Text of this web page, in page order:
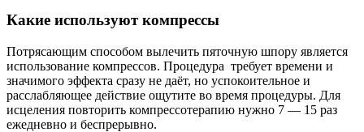
Какие используют компрессы
Потрясающим способом вылечить пяточную шпору является
использование компрессов. Процедура требует времени и
значимого эффекта сразу не даёт, но успокоительное и
расслабляющее действие ощутите во время процедуры. Для
исцеления повторить компрессотерапию нужно 7 — 15 раз
ежедневно и беспрерывно.